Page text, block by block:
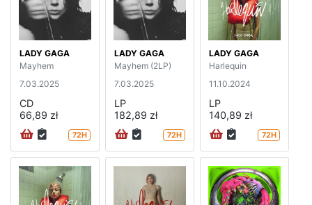
LADY GAGA
Mayhem
7.03.2025
CD
66,89 zł
72H
LADY GAGA
Mayhem (2LP)
7.03.2025
LP
182,89 zł
72H
LADY GAGA
Harlequin
11.10.2024
LP
140,89 zł
72H